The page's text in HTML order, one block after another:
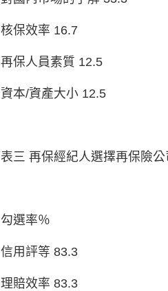
核保效率 16.7
再保人員素質 12.5
資本/資產大小 12.5
表三 再保經紀人選擇再保險
勾選率％
信用評等 83.3
理賠效率 83.3